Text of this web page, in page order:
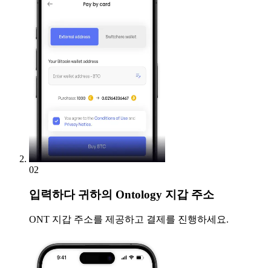
02
입력하다귀하의 Ontology 지갑 주소
ONT 지갑 주소를 제공하고 결제를 진행하세요.